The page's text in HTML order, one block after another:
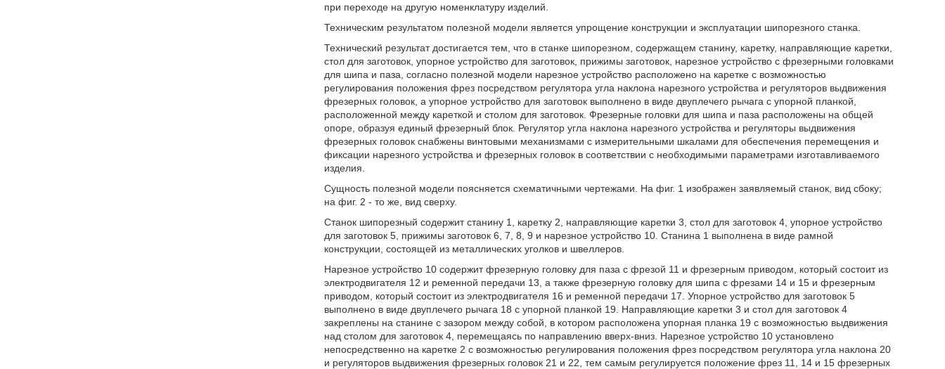
при переходе на другую номенклатуру изделий.
Техническим результатом полезной модели является упрощение конструкции и эксплуатации шипорезного станка.
Технический результат достигается тем, что в станке шипорезном, содержащем станину, каретку, направляющие каретки,
стол для заготовок, упорное устройство для заготовок, прижимы заготовок, нарезное устройство с фрезерными головками
для шипа и паза, согласно полезной модели нарезное устройство расположено на каретке с возможностью
регулирования положения фрез посредством регулятора угла наклона нарезного устройства и регуляторов выдвижения
фрезерных головок, а упорное устройство для заготовок выполнено в виде двуплечего рычага с упорной планкой,
расположенной между кареткой и столом для заготовок. Фрезерные головки для шипа и паза расположены на общей
опоре, образуя единый фрезерный блок. Регулятор угла наклона нарезного устройства и регуляторы выдвижения
фрезерных головок снабжены винтовыми механизмами с измерительными шкалами для обеспечения перемещения и
фиксации нарезного устройства и фрезерных головок в соответствии с необходимыми параметрами изготавливаемого
изделия.
Сущность полезной модели поясняется схематичными чертежами. На фиг. 1 изображен заявляемый станок, вид сбоку;
на фиг. 2 - то же, вид сверху.
Станок шипорезный содержит станину 1, каретку 2, направляющие каретки 3, стол для заготовок 4, упорное устройство
для заготовок 5, прижимы заготовок 6, 7, 8, 9 и нарезное устройство 10. Станина 1 выполнена в виде рамной
конструкции, состоящей из металлических уголков и швеллеров.
Нарезное устройство 10 содержит фрезерную головку для паза с фрезой 11 и фрезерным приводом, который состоит из
электродвигателя 12 и ременной передачи 13, а также фрезерную головку для шипа с фрезами 14 и 15 и фрезерным
приводом, который состоит из электродвигателя 16 и ременной передачи 17. Упорное устройство для заготовок 5
выполнено в виде двуплечего рычага 18 с упорной планкой 19. Направляющие каретки 3 и стол для заготовок 4
закреплены на станине с зазором между собой, в котором расположена упорная планка 19 с возможностью выдвижения
над столом для заготовок 4, перемещаясь по направлению вверх-вниз. Нарезное устройство 10 установлено
непосредственно на каретке 2 с возможностью регулирования положения фрез посредством регулятора угла наклона 20
и регуляторов выдвижения фрезерных головок 21 и 22, тем самым регулируется положение фрез 11, 14 и 15 фрезерных